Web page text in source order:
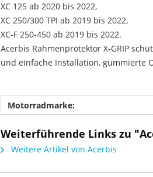
XC 125 ab 2020 bis 2022,
XC 250/300 TPI ab 2019 bis 2022,
XC-F 250-450 ab 2019 bis 2022.
Acerbis Rahmenprotektor X-GRIP
und einfache Installation, gummierte
Motorradmarke:
Weiterführende Links zu
Weitere Artikel von Acerbis